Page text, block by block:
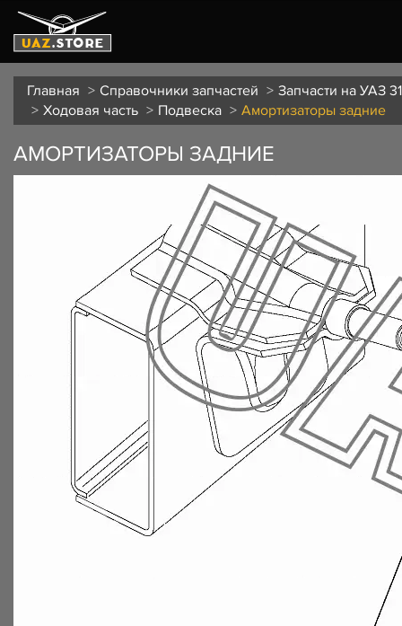
Главная Справочники запчастей
Запчасти на УАЗ
Ходовая часть
Подвеска Амортизаторы задние
АМОРТИЗАТОРЫ ЗАДНИЕ